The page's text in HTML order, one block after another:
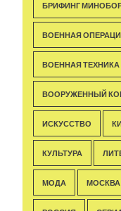
БРИФИНГ
ВОЕННАЯ
ВОЕННАЯ ТЕХНИКА
ВООРУЖЕННЫЙ
ИСКУССТВО
КУЛЬТУРА
МОДА МОСКВА